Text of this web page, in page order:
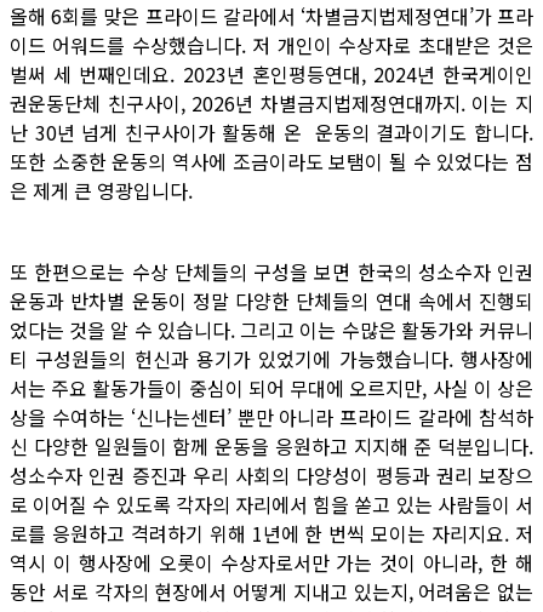
올해 6회를 맞은 프라이드 갈라에서 ‘차별금지법제정연대’가 프라
이드 어워드를 수상했습니다. 저 개인이 수상자로 초대받은 것은
벌써 세 번째인데요. 2023년 혼인평등연대, 2024년 한국게이인
권운동단체 친구사이, 2026년 차별금지법제정연대까지. 이는 지
난 30년 넘게 친구사이가 활동해 온 운동의 결과이기도 합니다.
또한 소중한 운동의 역사에 조금이라도 보탬이 될 수 있었다는 점
은 제게 큰 영광입니다.
또 한편으로는 수상 단체들의 구성을 보면 한국의 성소수자 인권
운동과 반차별 운동이 정말 다양한 단체들의 연대 속에서 진행되
었다는 것을 알 수 있습니다. 그리고 이는 수많은 활동가와 커뮤니
티 구성원들의 헌신과 용기가 있었기에 가능했습니다. 행사장에
서는 주요 활동가들이 중심이 되어 무대에 오르지만, 사실 이 상은
상을 수여하는 ‘신나는센터’ 뿐만 아니라 프라이드 갈라에 참석하
신 다양한 일원들이 함께 운동을 응원하고 지지해 준 덕분입니다.
성소수자 인권 증진과 우리 사회의 다양성이 평등과 권리 보장으
로 이어질 수 있도록 각자의 자리에서 힘을 쏟고 있는 사람들이 서
로를 응원하고 격려하기 위해 1년에 한 번씩 모이는 자리지요. 저
역시 이 행사장에 오롯이 수상자로서만 가는 것이 아니라, 한 해
동안 서로 각자의 현장에서 어떻게 지내고 있는지, 어려움은 없는